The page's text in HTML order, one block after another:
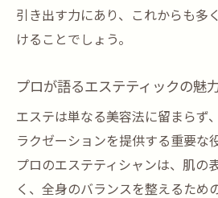
引き出す力にあり、これからも多
けることでしょう。
プロが語るエステティックの魅
エステは単なる美容法に留まらず
ラクゼーションを提供する重要な
プロのエステティシャンは、肌の
く、全身のバランスを整えるため